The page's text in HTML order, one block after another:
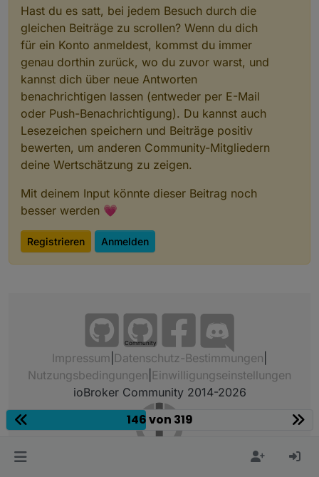
Hast du es satt, bei jedem Besuch durch die
gleichen Beiträge zu scrollen? Wenn du dich
für ein Konto anmeldest, kommst du immer
genau dorthin zurück, wo du zuvor warst, und
kannst dich über neue Antworten
benachrichtigen lassen (entweder per E-Mail
oder Push-Benachrichtigung). Du kannst auch
Lesezeichen speichern und Beiträge positiv
bewerten, um anderen Community-Mitgliedern
deine Wertschätzung zu zeigen.
Mit deinem Input könnte dieser Beitrag noch
besser werden 💗
Registrieren Anmelden
Community
Impressum Datenschutz-Bestimmungen
Nutzungsbedingungen Einwilligungseinstellungen
ioBroker Community 2014-2026
146 von 319